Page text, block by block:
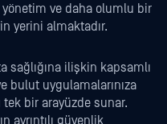
ve daha olumlu bir
yerini almaktadır.
sağlığına ilişkin kapsamlı
bulut uygulamalarınıza
bir arayüzde sunar.
ayrıntılı güvenlik